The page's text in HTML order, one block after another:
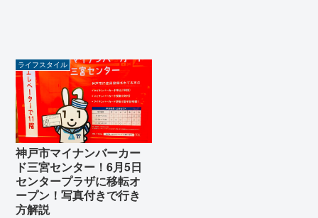
ライフスタイル
神戸市マイナンバーカー
ド三宮センター！6月5日
センタープラザに移転オ
ープン！写真付きで行き
方解説